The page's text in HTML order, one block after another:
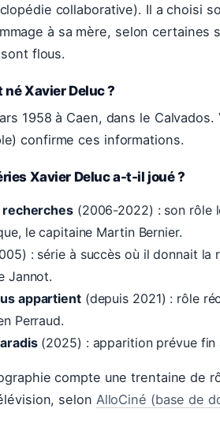
collaborative). Il a choisi
à sa mère, selon certaines
flous.
né Xavier Deluc ?
1958 à Caen, dans le Calvados.
confirme ces informations.
Xavier Deluc a-t-il joué ?
recherches(2006-2022) : son rôle
le capitaine Martin Bernier.
: série à succès où il donnait la
Jannot.
appartient(depuis 2021) : rôle
Perraud.
(2025) : apparition prévue fin
compte une trentaine de
selon AlloCiné (base de